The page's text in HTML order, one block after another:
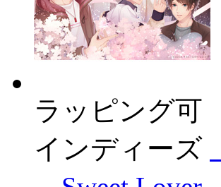
ラッピング可
インディーズ